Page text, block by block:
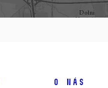
O nás